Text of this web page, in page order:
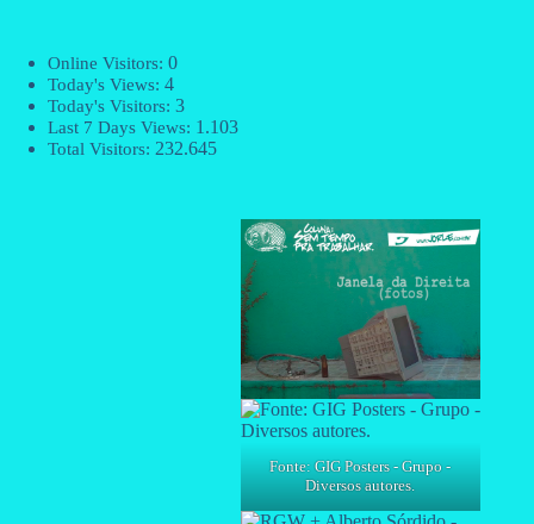
Online Visitors: 0
Today's Views: 4
Today's Visitors: 3
Last 7 Days Views: 1.103
Total Visitors: 232.645
Fonte: GIG Posters - Grupo -
Diversos autores.